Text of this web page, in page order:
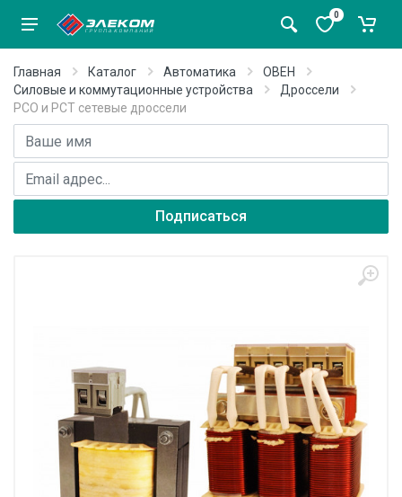
0
Главная Каталог Автоматика
ОВЕН
Силовые и коммутационные устройства
Дроссели
РСО и РСТ сетевые дроссели
Имя
E-mail адрес
Подписаться